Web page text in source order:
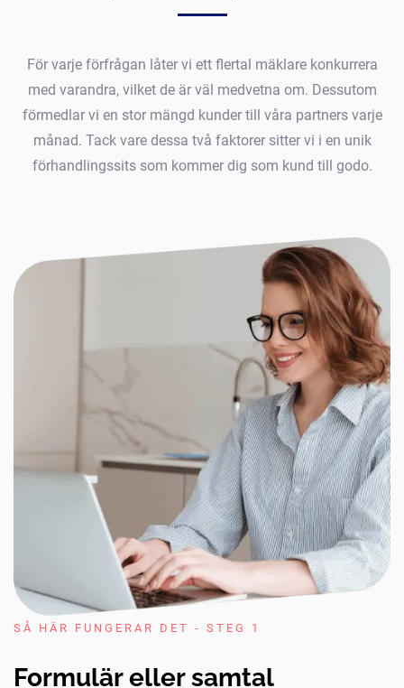
För varje förfrågan låter vi ett flertal mäklare konkurrera
med varandra, vilket de är väl medvetna om. Dessutom
förmedlar vi en stor mängd kunder till våra partners varje
månad. Tack vare dessa två faktorer sitter vi i en unik
förhandlingssits som kommer dig som kund till godo.
SÅ HÄR FUNGERAR DET - STEG 1
Formulär eller samtal